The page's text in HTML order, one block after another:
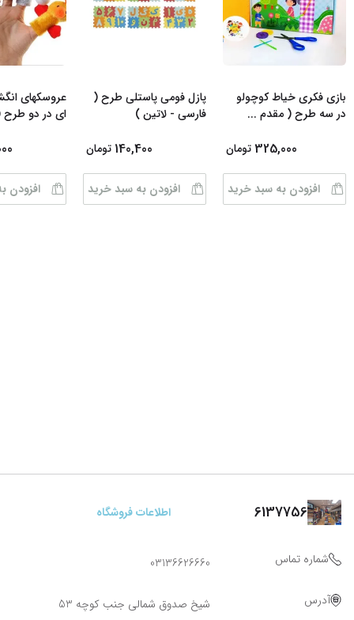
بازی فکری خیاط کوچولو
در سه طرح ( مقدم ...
325,000 تومان
افزودن به سبد خرید
پازل فومی پاستلی طرح (
فارسی - لاتین )
140,400 تومان
افزودن به سبد خرید
عروسکهای
ای در دو
افزودن
6137756 اطلاعات فروشگاه
شماره تماس 03136626660
آدرس شیخ صدوق شمالی جنب کوچه 53